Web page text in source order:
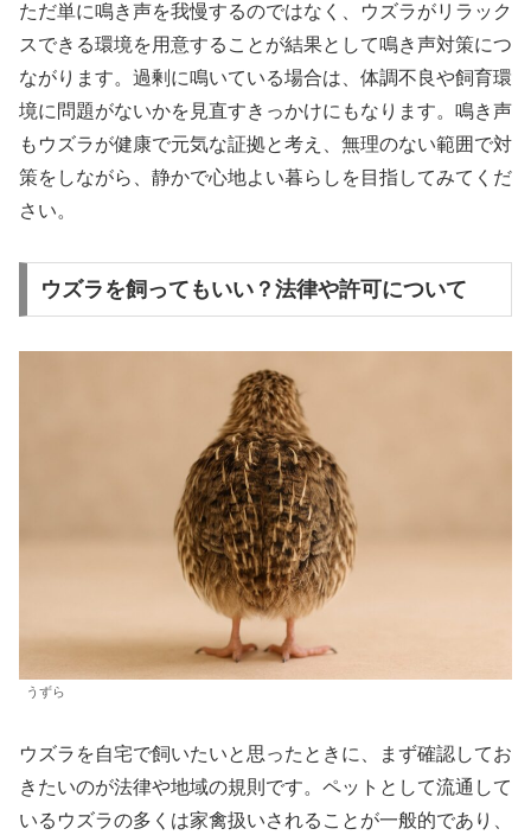
ただ単に鳴き声を我慢するのではなく、ウズラがリラック
スできる環境を用意することが結果として鳴き声対策につ
ながります。過剰に鳴いている場合は、体調不良や飼育環
境に問題がないかを見直すきっかけにもなります。鳴き声
もウズラが健康で元気な証拠と考え、無理のない範囲で対
策をしながら、静かで心地よい暮らしを目指してみてくだ
さい。
ウズラを飼ってもいい？法律や許可について
うずら
ウズラを自宅で飼いたいと思ったときに、まず確認してお
きたいのが法律や地域の規則です。ペットとして流通して
いるウズラの多くは家禽扱いされることが一般的であり、